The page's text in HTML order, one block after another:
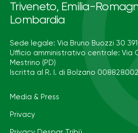
Triveneto, Emilia-
Lombardia
Sede legale: Via Bruno Buozzi 30
Ufficio amministrativo centrale: Via
Mestrino (PD)
Iscritta al R. I. di Bolzano
Media & Press
Privacy